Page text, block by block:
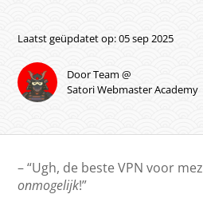
Laatst geüpdatet op: 05 sep 2025
Door Team @
Satori Webmaster Academy
– “Ugh, de beste VPN voor
onmogelijk!”